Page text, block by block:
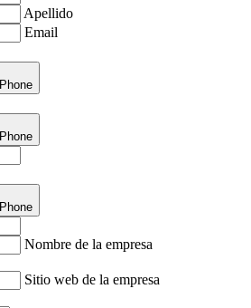
Apellido
Email
Phone
Phone
Phone
Nombre de la empresa
Sitio web de la empresa